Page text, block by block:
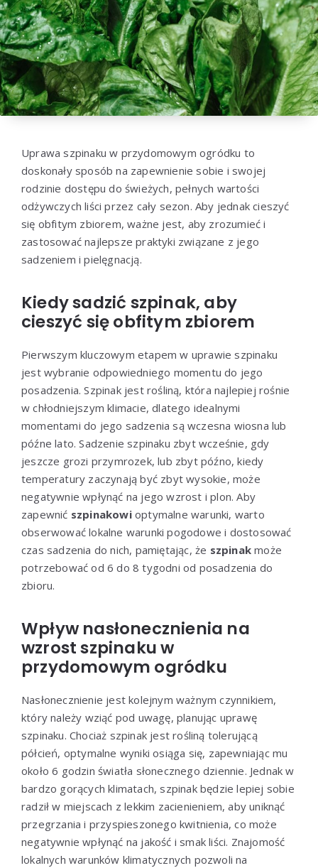
Uprawa szpinaku w przydomowym ogródku to
doskonały sposób na zapewnienie sobie i swojej
rodzinie dostępu do świeżych, pełnych wartości
odżywczych liści przez cały sezon. Aby jednak cieszyć
się obfitym zbiorem, ważne jest, aby zrozumieć i
zastosować najlepsze praktyki związane z jego
sadzeniem i pielęgnacją.
Kiedy sadzić szpinak, aby
cieszyć się obfitym zbiorem
Pierwszym kluczowym etapem w uprawie szpinaku
jest wybranie odpowiedniego momentu do jego
posadzenia. Szpinak jest rośliną, która najlepiej rośnie
w chłodniejszym klimacie, dlatego idealnymi
momentami do jego sadzenia są wczesna wiosna lub
późne lato. Sadzenie szpinaku zbyt wcześnie, gdy
jeszcze grozi przymrozek, lub zbyt późno, kiedy
temperatury zaczynają być zbyt wysokie, może
negatywnie wpłynąć na jego wzrost i plon. Aby
zapewnić szpinakowioptymalne warunki, warto
obserwować lokalne warunki pogodowe i dostosować
czas sadzenia do nich, pamiętając, że szpinak może
potrzebować od 6 do 8 tygodni od posadzenia do
zbioru.
Wpływ nasłonecznienia na
wzrost szpinaku w
przydomowym ogródku
Nasłonecznienie jest kolejnym ważnym czynnikiem,
który należy wziąć pod uwagę, planując uprawę
szpinaku. Chociaż szpinak jest rośliną tolerującą
półcień, optymalne wyniki osiąga się, zapewniając mu
około 6 godzin światła słonecznego dziennie. Jednak w
bardzo gorących klimatach, szpinak będzie lepiej sobie
radził w miejscach z lekkim zacienieniem, aby uniknąć
przegrzania i przyspieszonego kwitnienia, co może
negatywnie wpłynąć na jakość i smak liści. Znajomość
lokalnych warunków klimatycznych pozwoli na